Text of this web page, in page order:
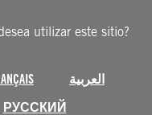
utilizar este sitio?
العربية
РУССКИЙ